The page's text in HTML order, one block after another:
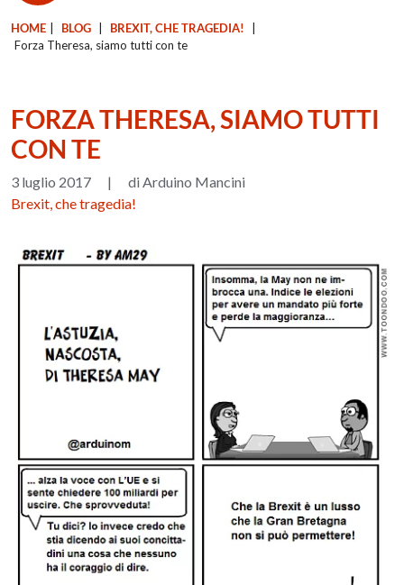
HOME BLOG BREXIT, CHE TRAGEDIA!
Forza Theresa, siamo tutti con te
FORZA THERESA, SIAMO TUTTI
CON TE
3 luglio 2017 |
di Arduino Mancini
Brexit, che tragedia!